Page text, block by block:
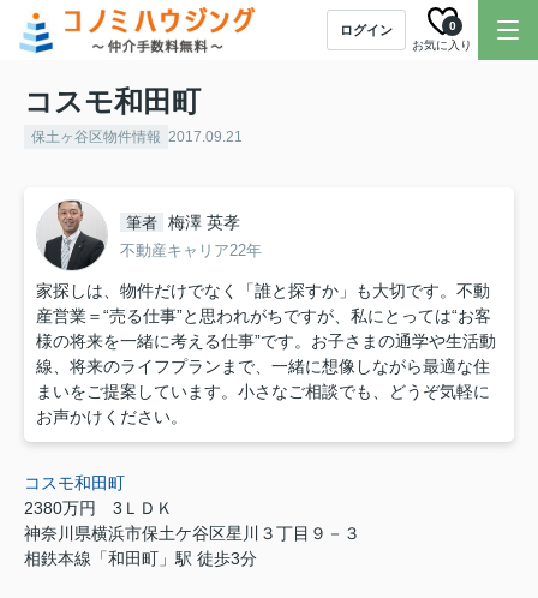
ログイン
お気に入り
0
コスモ和田町
保土ヶ谷区物件情報 2017.09.21
筆者 梅澤 英孝
不動産キャリア22年
家探しは、物件だけでなく「誰と探すか」も大切です。不動
産営業＝“売る仕事”と思われがちですが、私にとっては“お客
様の将来を一緒に考える仕事”です。お子さまの通学や生活動
線、将来のライフプランまで、一緒に想像しながら最適な住
まいをご提案しています。小さなご相談でも、どうぞ気軽に
お声かけください。
コスモ和田町
2380万円 3ＬＤＫ
神奈川県横浜市保土ケ谷区星川３丁目９－３
相鉄本線「和田町」駅 徒歩3分